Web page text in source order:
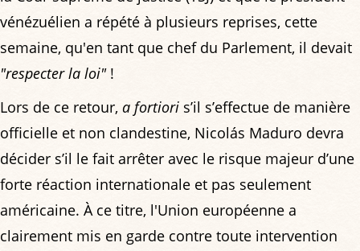
vénézuélien a répété à plusieurs reprises, cette
semaine, qu'en tant que chef du Parlement, il devait
"respecter la loi"!
Lors de ce retour, a fortiori s’il s’effectue de manière
officielle et non clandestine, Nicolás Maduro devra
décider s’il le fait arrêter avec le risque majeur d’une
forte réaction internationale et pas seulement
américaine. À ce titre, l'Union européenne a
clairement mis en garde contre toute intervention